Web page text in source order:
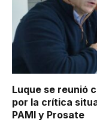
Luque se reunió
por la crítica
PAMI y Prosate